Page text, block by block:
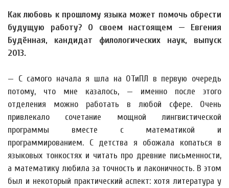
Как любовь к прошлому языка может помочь обрести
будущую работу? О своем настоящем — Евгения
Будённая, кандидат филологических наук, выпуск
2013.
— С самого начала я шла на ОТиПЛ в первую очередь
потому, что мне казалось, — именно после этого
отделения можно работать в любой сфере. Очень
привлекало сочетание мощной лингвистической
программы вместе с математикой и
программированием. С детства я обожала копаться в
языковых тонкостях и читать про древние письменности,
а математику любила за точность и лаконичность. В этом
был и некоторый практический аспект: хотя литература у